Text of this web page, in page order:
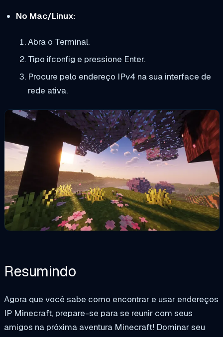
No Mac/Linux:
Abra o Terminal.
Tipo ifconfig e pressione Enter.
Procure pelo endereço IPv4 na sua interface de
rede ativa.
Resumindo
Agora que você sabe como encontrar e usar endereços
IP Minecraft, prepare-se para se reunir com seus
amigos na próxima aventura Minecraft! Dominar seu